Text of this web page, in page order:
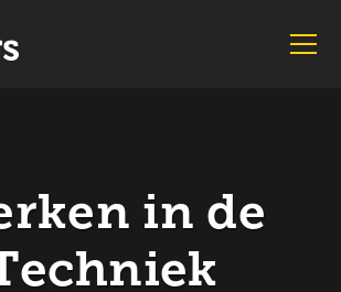
in de